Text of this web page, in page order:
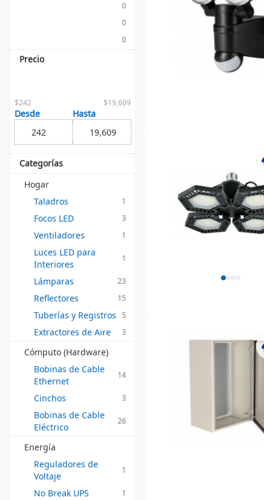
0
0
0
Precio
$242 $19,609
Desde Hasta
Categorías
Hogar
Taladros
1
Focos LED 3
Ventiladores 1
Luces LED para
Interiores
1
Lámparas 23
Reflectores 15
Tuberías y Registros 5
Extractores de Aire 3
Cómputo (Hardware)
Bobinas de Cable
Ethernet
14
Cinchos 3
Bobinas de Cable
Eléctrico
26
Energía
Reguladores de
Voltaje
1
No Break UPS 1